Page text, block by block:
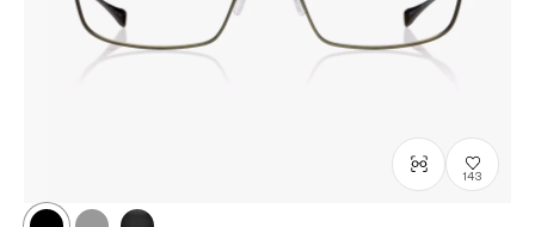
143